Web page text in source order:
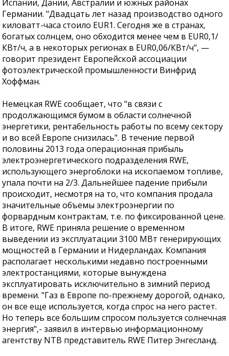
Испании, Дании, Австралии и южных районах
Германии. "Двадцать лет назад производство одного
киловатт-часа стоило EUR1. Сегодня же в странах,
богатых солнцем, оно обходится менее чем в EUR0,1/
КВт/ч, а в некоторых регионах в EUR0,06/КВт/ч", —
говорит президент Европейской ассоциации
фотоэлектрической промышленности Винфрид
Хоффман.
Немецкая RWE сообщает, что "в связи с
продолжающимся бумом в области солнечной
энергетики, рентабельность работы по всему сектору
и во всей Европе снизилась". В течение первой
половины 2013 года операционная прибыль
электроэнергетического подразделения RWE,
использующего энергоблоки на ископаемом топливе,
упала почти на 2/3. Дальнейшее падение прибыли
происходит, несмотря на то, что компания продала
значительные объемы электроэнергии по
форвардным контрактам, т.е. по фиксированной цене.
В итоге, RWE приняла решение о временном
выведении из эксплуатации 3100 МВт генерирующих
мощностей в Германии и Нидерландах. Компания
располагает несколькими недавно построенными
электростанциями, которые вынуждена
эксплуатировать исключительно в зимний период
времени. "Газ в Европе по-прежнему дорогой, однако,
он все еще используется, когда спрос на него растет.
Но теперь все большим спросом пользуется солнечная
энергия",- заявил в интервью информационному
агентству NTB представитель RWE Питер Энгесланд.